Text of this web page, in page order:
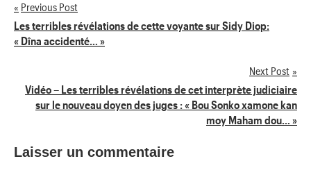
Navigation
de
Previous Post
Les terribles révélations de cette voyante sur Sidy Diop:
« Dîna accidenté… »
Next Post
Vidéo – Les terribles révélations de cet interprète judiciaire
sur le nouveau doyen des juges : « Bou Sonko xamone kan
moy Maham dou… »
Laisser un commentaire